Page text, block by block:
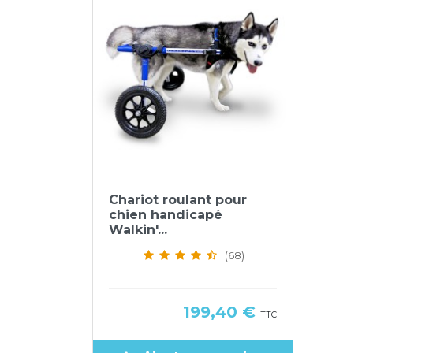
Aperçu rapide
Chariot roulant pour
chien handicapé
Walkin'...
(68)
Prix
199,40 € TTC